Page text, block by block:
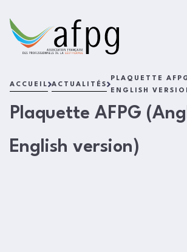
L'AFPG
ACCUEIL ACTUALITÉS
PLAQUETTE
ENGLISH
Plaquette AFPG
English version)